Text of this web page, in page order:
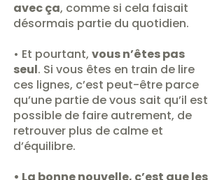
avec ça, comme si cela faisait
désormais partie du quotidien.
• Et pourtant, vous n’êtes pas
seul. Si vous êtes en train de lire
ces lignes, c’est peut-être parce
qu’une partie de vous sait qu’il est
possible de faire autrement, de
retrouver plus de calme et
d’équilibre.